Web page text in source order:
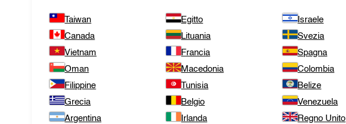
Taiwan Egitto Israele
Canada
Lituania Svezia
Vietnam
Francia Spagna
Oman
Macedonia Colombia
Filippine
Tunisia Belize
Grecia
Belgio Venezuela
Argentina
Irlanda Regno Unito